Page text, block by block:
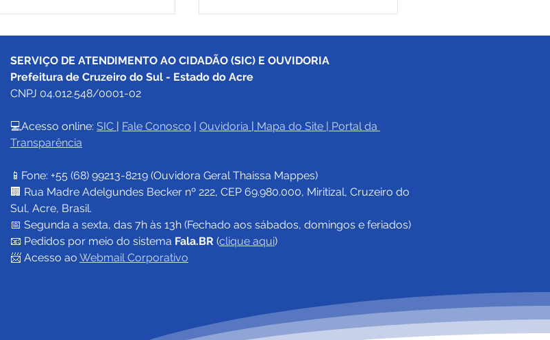
Prefeitura de Cruzeiro do
na próxima segunda feira,
15, e serviços municipais
retornam na terça-feira, 16
SERVIÇO DE ATENDIMENTO AO CIDADÃO (SIC) E OUVIDORIA
Prefeitura de Cruzeiro do Sul - Estado do Acre
CNPJ 04.012.548/0001-02
💻Acesso online: SIC Fale Conosco Ouvidoria Mapa do Site
Portal da
Transparência
📱Fone: +55 (68) 99213-8219 (Ouvidora Geral Thaissa Mappes)
🏢 Rua Madre Adelgundes Becker nº 222, CEP 69.980.000, Miritizal, Cruzeiro do
Sul, Acre, Brasil.
📅 Segunda a sexta, das 7h às 13h (Fechado aos sábados, domingos e feriados)
📧 Pedidos por meio do sistema Fala.BR (clique aqui)
📨 Acesso ao Webmail Corporativo